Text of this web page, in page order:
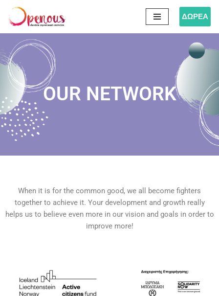
Skip
content
ΔΩΡΕΑ
OUR NETWORK
When it is for the common good, we all become fighters
together to achieve it. Your development and growth really
helps us to believe even more in our vision and goals in order to
improve more!